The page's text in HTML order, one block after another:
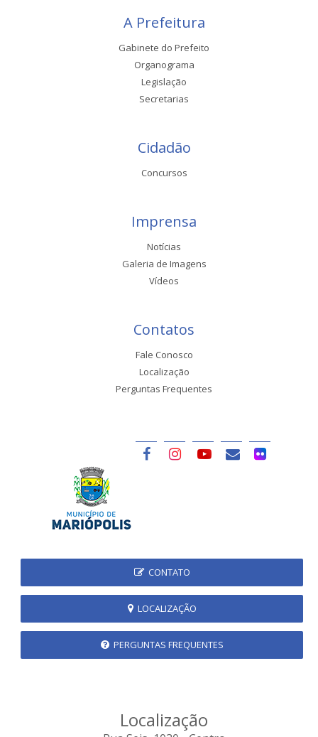
A Prefeitura
Gabinete do Prefeito
Organograma
Legislação
Secretarias
Cidadão
Concursos
Imprensa
Notícias
Galeria de Imagens
Vídeos
Contatos
Fale Conosco
Localização
Perguntas Frequentes
CONTATO
LOCALIZAÇÃO
PERGUNTAS FREQUENTES
Localização